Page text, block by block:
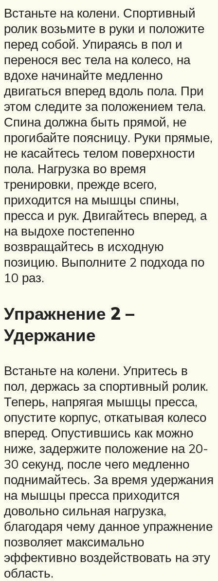
Встаньте на колени. Спортивный
ролик возьмите в руки и положите
перед собой. Упираясь в пол и
перенося вес тела на колесо, на
вдохе начинайте медленно
двигаться вперед вдоль пола. При
этом следите за положением тела.
Спина должна быть прямой, не
прогибайте поясницу. Руки прямые,
не касайтесь телом поверхности
пола. Нагрузка во время
тренировки, прежде всего,
приходится на мышцы спины,
пресса и рук. Двигайтесь вперед, а
на выдохе постепенно
возвращайтесь в исходную
позицию. Выполните 2 подхода по
10 раз.
Упражнение 2 –
Удержание
Встаньте на колени. Упритесь в
пол, держась за спортивный ролик.
Теперь, напрягая мышцы пресса,
опустите корпус, откатывая колесо
вперед. Опустившись как можно
ниже, задержите положение на 20-
30 секунд, после чего медленно
поднимайтесь. За время удержания
на мышцы пресса приходится
довольно сильная нагрузка,
благодаря чему данное упражнение
позволяет максимально
эффективно воздействовать на эту
область.